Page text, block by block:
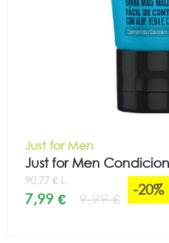
Just for Men
Just for Men
90,77 € L
7,99 € 9,99 €
-20%